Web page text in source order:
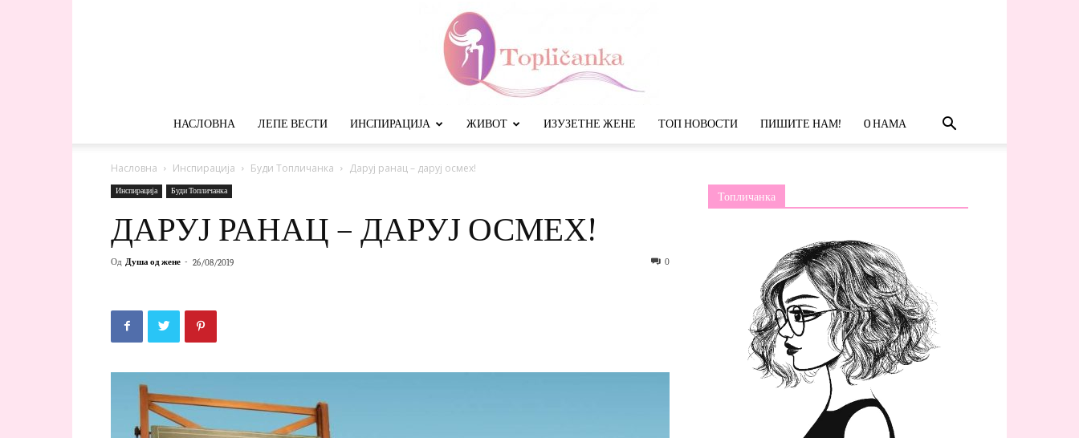
НАСЛОВНА ЛЕПЕ ВЕСТИ ИНСПИРАЦИЈА ЖИВОТ ИЗУЗЕТНЕ ЖЕНЕ ТОП НОВОСТИ ПИШИТЕ НАМ! O НАМА
Насловна Инспирација Буди Топличанка Даруј ранац – даруј осмех!
Инспирација Буди Топличанка
ДАРУЈ РАНАЦ – ДАРУЈ ОСМЕХ!
Од Душа од жене - 26/08/2019 0
Топличанка